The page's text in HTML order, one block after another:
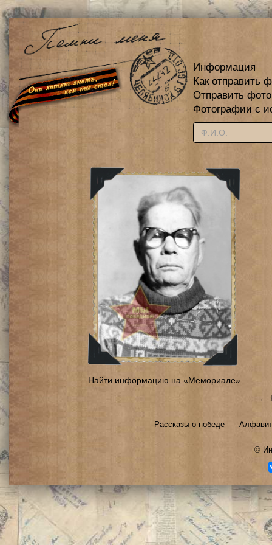
Информация
Как отправить
Отправить
Фотографии с
Найти информацию на «Мемориале»
←
Рассказы о победе
©